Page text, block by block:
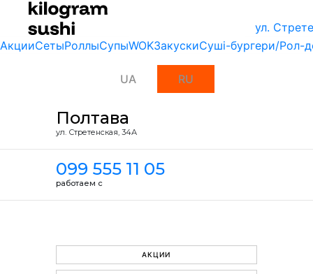
ул.
АкцииСетыРоллыСупыWOKЗакускиСуші-бургери/Рол-
UA RU
Полтава
ул. Стретенская, 34А
099 555 11 05
работаем с
АКЦИИ